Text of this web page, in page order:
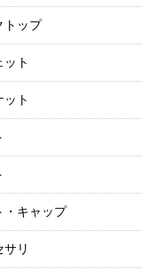
トップ
ット
ット
・キャップ
サリ